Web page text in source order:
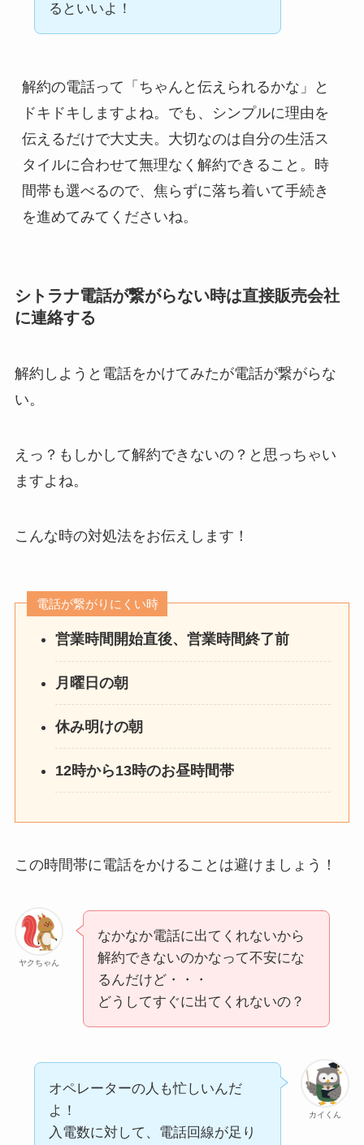
るといいよ！
解約の電話って「ちゃんと伝えられるかな」と
ドキドキしますよね。でも、シンプルに理由を
伝えるだけで大丈夫。大切なのは自分の生活ス
タイルに合わせて無理なく解約できること。時
間帯も選べるので、焦らずに落ち着いて手続き
を進めてみてくださいね。
シトラナ電話が繋がらない時は直接販売会社
に連絡する
解約しようと電話をかけてみたが電話が繋がらな
い。
えっ？もしかして解約できないの？と思っちゃい
ますよね。
こんな時の対処法をお伝えします！
電話が繋がりにくい時
営業時間開始直後、営業時間終了前
月曜日の朝
休み明けの朝
12時から13時のお昼時間帯
この時間帯に電話をかけることは避けましょう！
ヤクちゃん
なかなか電話に出てくれないから
解約できないのかなって不安にな
るんだけど・・・
どうしてすぐに出てくれないの？
カイくん
オペレーターの人も忙しいんだ
よ！
入電数に対して、電話回線が足り